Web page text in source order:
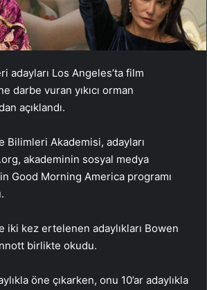
adayları Los Angeles’ta film
darbe vuran yıkıcı orman
açıklandı.
Bilimleri Akademisi, adayları
akademinin sosyal medya
Good Morning America programı
iki kez ertelenen adaylıkları Bowen
birlikte okudu.
öne çıkarken, onu 10’ar adaylıkla